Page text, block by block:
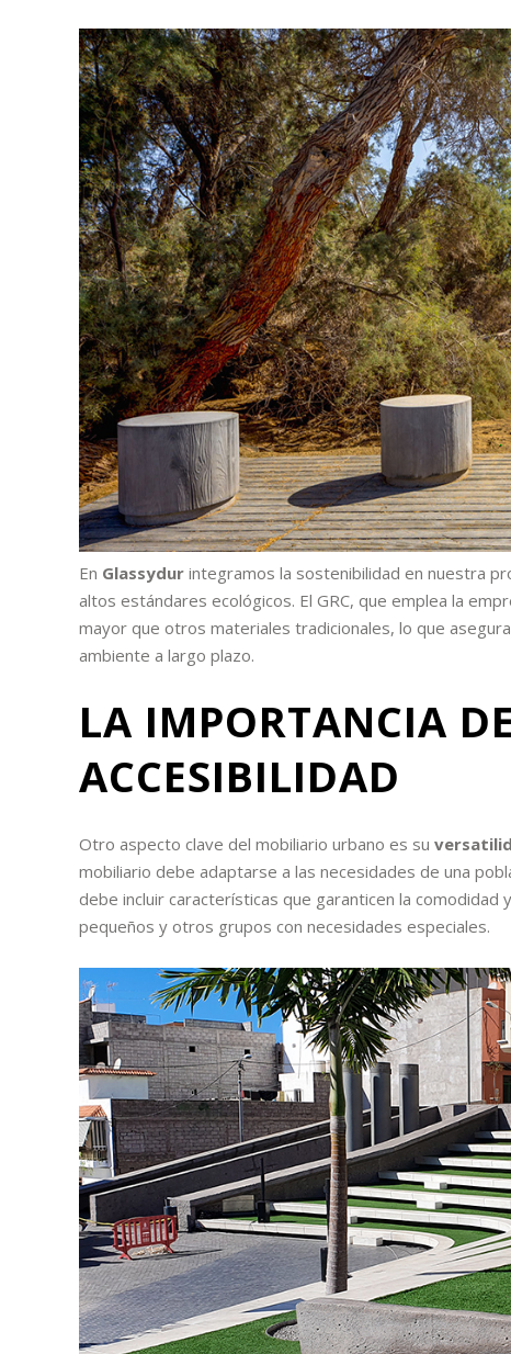
En Glassydur integramos la sostenibilidad en nuestra
altos estándares ecológicos. El GRC, que emplea la
mayor que otros materiales tradicionales, lo que
ambiente a largo plazo.
LA IMPORTANCIA
ACCESIBILIDAD
Otro aspecto clave del mobiliario urbano es su
mobiliario debe adaptarse a las necesidades de una
debe incluir características que garanticen la comodidad
pequeños y otros grupos con necesidades especiales.